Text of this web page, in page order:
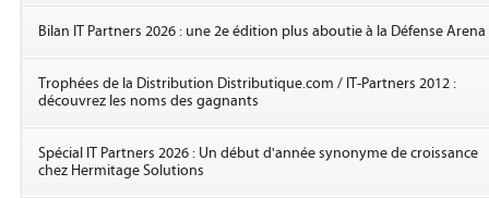
Bilan IT Partners 2026 : une 2e édition plus aboutie à la Défense Arena
Trophées de la Distribution Distributique.com / IT-Partners 2012 :
découvrez les noms des gagnants
Spécial IT Partners 2026 : Un début d'année synonyme de croissance
chez Hermitage Solutions